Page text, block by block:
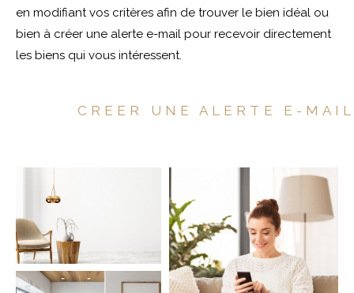
en modifiant vos critères afin de trouver le bien idéal ou
bien à créer une alerte e-mail pour recevoir directement
les biens qui vous intéressent.
CREER UNE ALERTE E-
1 3
Localisation
CRITÈRES
SUPPLÉMENTAIRES
Parking Terrasse Piscine